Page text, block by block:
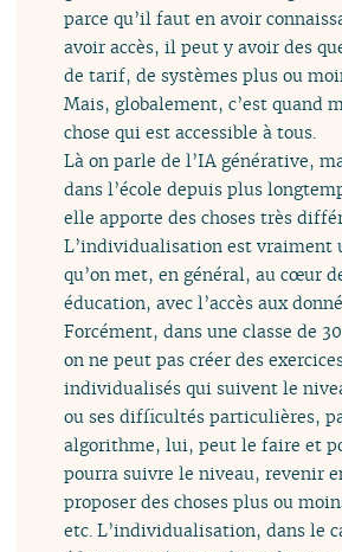
parce qu’il faut en avoir
avoir accès, il peut y avoir des
de tarif, de systèmes plus ou
Mais, globalement, c’est quand
chose qui est accessible à tous.
Là on parle de l’IA générative,
dans l’école depuis plus
elle apporte des choses très
L’individualisation est vraiment
qu’on met, en général, au cœur
éducation, avec l’accès aux
Forcément, dans une classe de
on ne peut pas créer des
individualisés qui suivent le
ou ses difficultés particulières,
algorithme, lui, peut le faire et
pourra suivre le niveau, revenir
proposer des choses plus ou
etc. L’individualisation, dans le